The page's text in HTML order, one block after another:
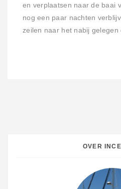
en verplaatsen naar de baai
nog een paar nachten
zeilen naar het nabij gelegen
OVER